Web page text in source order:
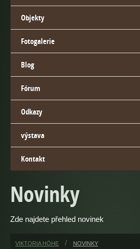
Objekty
Fotogalerie
Blog
Fórum
Odkazy
výstava
Kontakt
Novinky
Zde najdete přehled novinek
VIKTORIA HÖHE NOVINKY